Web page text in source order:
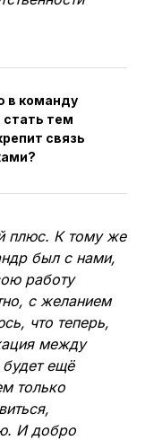
в команду
тем
связь
плюс. К тому же
был с нами,
работу
с желанием
что теперь,
между
ещё
только
И добро